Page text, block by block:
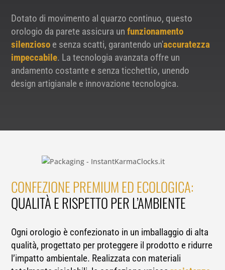
Dotato di movimento al quarzo continuo, questo
orologio da parete assicura unfunzionamento
silenzioso e senza scatti, garantendo un'accuratezza
impeccabile. La tecnologia avanzata offre un
andamento costante e senza ticchettio, unendo
design artigianale e innovazione tecnologica.
CONFEZIONE PREMIUM ED ECOLOGICA:
QUALITÀ E RISPETTO PER L’AMBIENTE
Ogni orologio è confezionato in un imballaggio di alta
qualità, progettato per proteggere il prodotto e ridurre
l’impatto ambientale. Realizzata con materiali